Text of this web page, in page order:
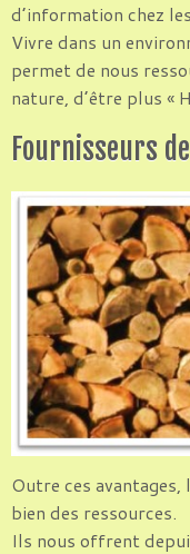
d’information chez
Vivre dans un
permet de nous
nature, d’être plus «
Fournisseurs
Outre ces
bien des ressources.
Ils nous offrent